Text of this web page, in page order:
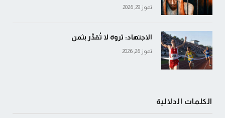
تموز 29, 2026
الاجتهاد: ثروة لا تُقدَّر بثمن
تموز 26, 2026
الكلمات الدلالية